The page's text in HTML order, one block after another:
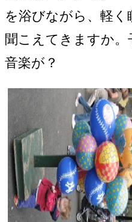
を浴びながら、軽く
聞こえてきますか。
音楽が？